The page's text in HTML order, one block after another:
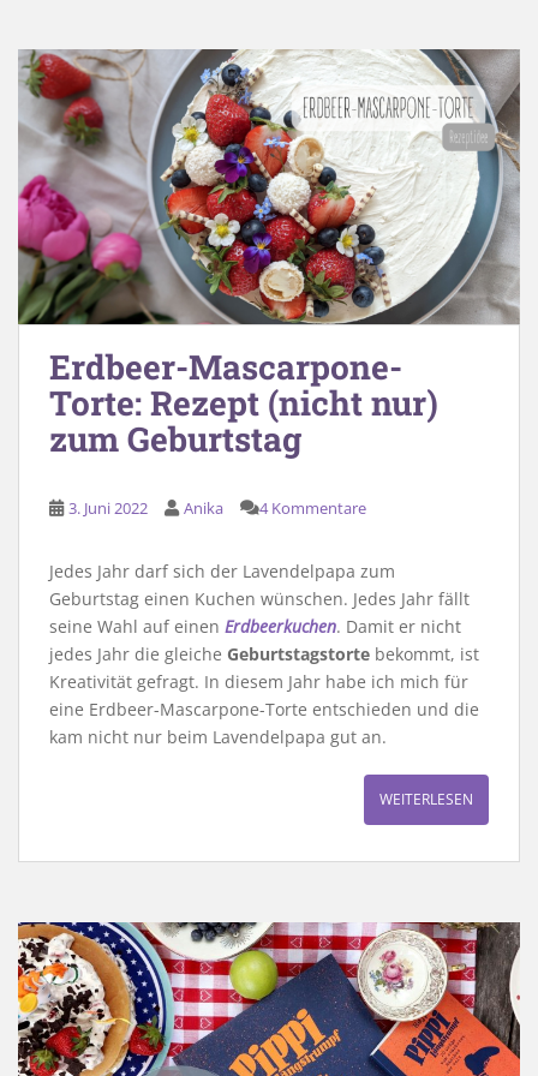
Erdbeer-Mascarpone-
Torte: Rezept (nicht nur)
zum Geburtstag
3. Juni 2022 Anika 4 Kommentare
Jedes Jahr darf sich der Lavendelpapa zum
Geburtstag einen Kuchen wünschen. Jedes Jahr fällt
seine Wahl auf einen Erdbeerkuchen. Damit er nicht
jedes Jahr die gleiche Geburtstagstorte bekommt, ist
Kreativität gefragt. In diesem Jahr habe ich mich für
eine Erdbeer-Mascarpone-Torte entschieden und die
kam nicht nur beim Lavendelpapa gut an.
WEITERLESEN